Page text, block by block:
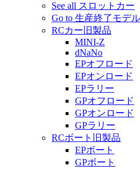
See all スロットカー
Go to 生産終了モデ
RCカー旧製品
MINI-Z
dNaNo
EPオフロード
EPオンロード
EPラリー
GPオフロード
GPオンロード
GPラリー
RCボート旧製品
EPボート
GPボート